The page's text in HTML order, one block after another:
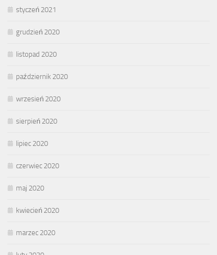
styczeń 2021
grudzień 2020
listopad 2020
październik 2020
wrzesień 2020
sierpień 2020
lipiec 2020
czerwiec 2020
maj 2020
kwiecień 2020
marzec 2020